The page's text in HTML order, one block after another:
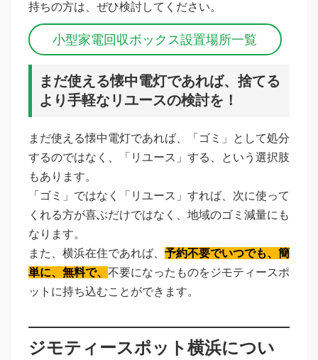
持ちの方は、ぜひ検討してください。
小型家電回収ボックス設置場所一覧
まだ使える懐中電灯であれば、捨てる
より手軽なリユースの検討を！
まだ使える懐中電灯であれば、「ゴミ」として処分
するのではなく、「リユース」する、という選択肢
もあります。
「ゴミ」ではなく「リユース」すれば、次に使って
くれる方が喜ぶだけではなく、地域のゴミ減量にも
なります。
また、横浜在住であれば、 予約不要でいつでも、簡
単に、無料で、 不要になったものをジモティースポ
ットに持ち込むことができます。
ジモティースポット横浜につい